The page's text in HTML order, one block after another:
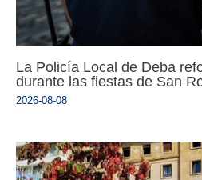
La Policía Local de Deba
durante las fiestas de San
2026-08-08